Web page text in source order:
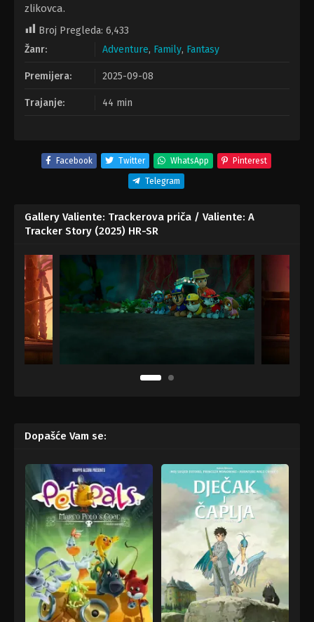
zlikovca.
Broj Pregleda: 6,433
Žanr:
Adventure, Family, Fantasy
Premijera: 2025-09-08
Trajanje: 44 min
Facebook Twitter WhatsApp Pinterest
Telegram
Gallery Valiente: Trackerova priča / Valiente: A
Tracker Story (2025) HR-SR
Dopašće Vam se: